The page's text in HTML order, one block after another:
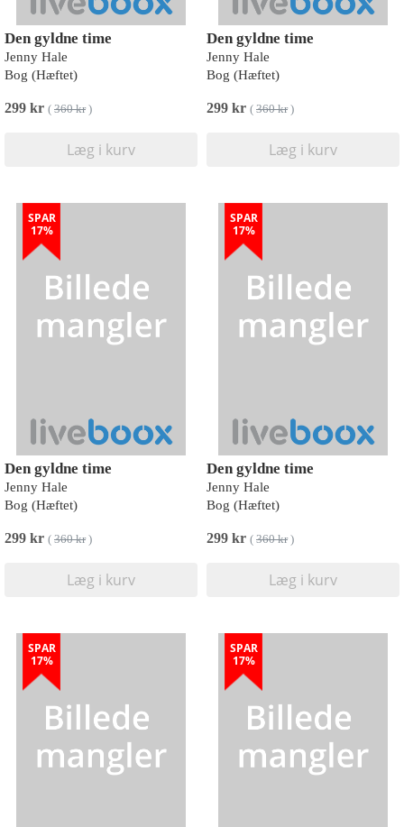
Den gyldne time
Jenny Hale
Bog (Hæftet)
299 kr ( 360 kr)
Læg i kurv
Den gyldne time
Jenny Hale
Bog (Hæftet)
299 kr ( 360 kr)
Læg i kurv
SPAR
17%
Den gyldne time
Jenny Hale
Bog (Hæftet)
299 kr ( 360 kr)
Læg i kurv
SPAR
17%
Den gyldne time
Jenny Hale
Bog (Hæftet)
299 kr ( 360 kr)
Læg i kurv
SPAR
17%
SPAR
17%